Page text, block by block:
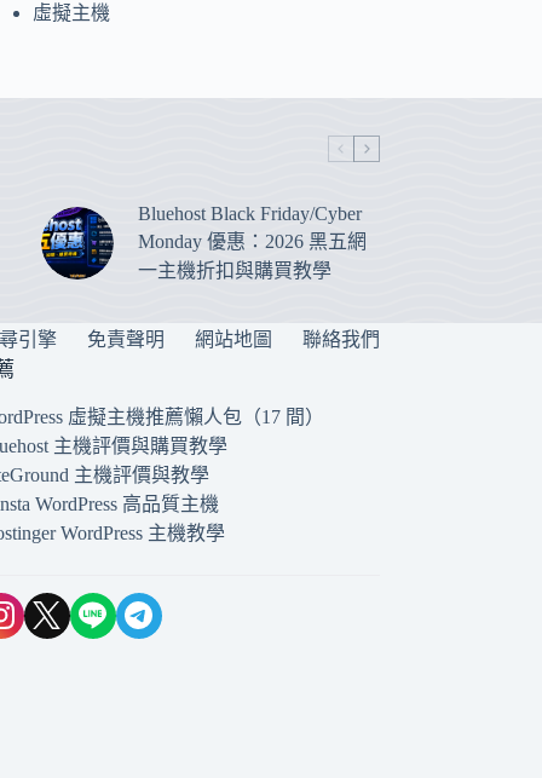
虛擬主機
Bluehost Black Friday/Cyber
Monday 優惠：2026 黑五網
一主機折扣與購買教學
引擎 免責聲明 網站地圖 聯絡我們
虛擬主機推薦懶人包（17 間）
主機評價與購買教學
主機評價與教學
WordPress 高品質主機
WordPress 主機教學